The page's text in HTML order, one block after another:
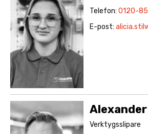
Telefon:0120-
E-post:
Verktygsslipare